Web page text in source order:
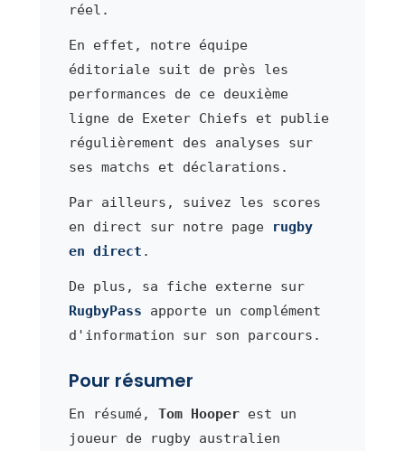
réel.
En effet, notre équipe
éditoriale suit de près les
performances de ce deuxième
ligne de Exeter Chiefs et publie
régulièrement des analyses sur
ses matchs et déclarations.
Par ailleurs, suivez les scores
en direct sur notre page
rugby
en direct .
De plus, sa fiche externe sur
RugbyPass apporte un complément
d'information sur son parcours.
Pour résumer
En résumé, Tom Hooperest un
joueur de rugby australien